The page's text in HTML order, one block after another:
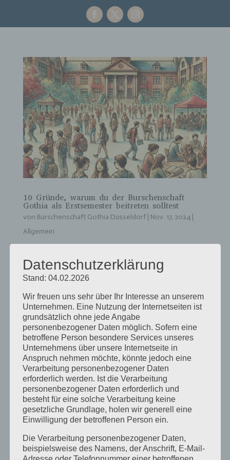
10 Gründe, warum du der Burschenschaft
Gothia als Erstsemester beitreten solltest
von Burschenschaft Gothia Düsseldorf| Nov. 17, 2024|
Allgemein
Das Glück ist das einzige, das sich verdoppelt,
wenn man es teilt. Albert Schweitzer Der Start
Stadt, neue Leute, neuer Alltag. Aber genau in
dieser spannenden, manchmal auch
überwältigenden Zeit kann die richtige...
Neueste Beiträge
als Erstsemester beitreten solltest
Datenschutzerklärung
Stand: 04.02.2026
Wir freuen uns sehr über Ihr Interesse an unserem
Unternehmen. Eine Nutzung der Internetseiten ist
grundsätzlich ohne jede Angabe
personenbezogener Daten möglich. Sofern eine
betroffene Person besondere Services unseres
Unternehmens über unsere Internetseite in
Anspruch nehmen möchte, könnte jedoch eine
Verarbeitung personenbezogener Daten
erforderlich werden. Ist die Verarbeitung
personenbezogener Daten erforderlich und
besteht für eine solche Verarbeitung keine
gesetzliche Grundlage, holen wir generell eine
Einwilligung der betroffenen Person ein.
Die Verarbeitung personenbezogener Daten,
beispielsweise des Namens, der Anschrift, E-Mail-
Adresse oder Telefonnummer einer betroffenen